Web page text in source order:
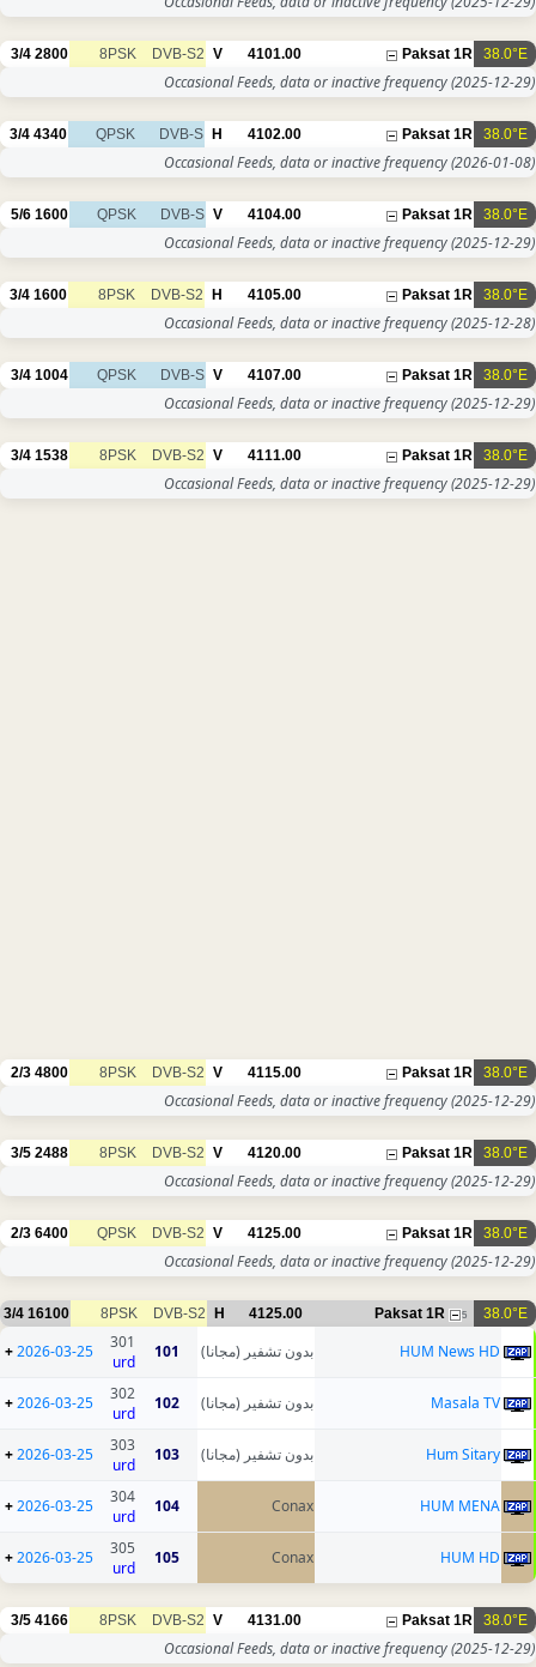
38.0°E
Paksat 1R
4101.00
V
DVB-S2
8PSK
2800
3/4
Occasional Feeds, data or inactive frequency(2025-12-29)
38.0°E
Paksat 1R
4102.00
H
DVB-S
QPSK
4340
3/4
Occasional Feeds, data or inactive frequency(2026-01-08)
38.0°E
Paksat 1R
4104.00
V
DVB-S
QPSK
1600
5/6
Occasional Feeds, data or inactive frequency(2025-12-29)
38.0°E
Paksat 1R
4105.00
H
DVB-S2
8PSK
1600
3/4
Occasional Feeds, data or inactive frequency(2025-12-28)
38.0°E
Paksat 1R
4107.00
V
DVB-S
QPSK
1004
3/4
Occasional Feeds, data or inactive frequency(2025-12-29)
38.0°E
Paksat 1R
4111.00
V
DVB-S2
8PSK
1538
3/4
Occasional Feeds, data or inactive frequency(2025-12-29)
38.0°E
Paksat 1R
4115.00
V
DVB-S2
8PSK
4800
2/3
Occasional Feeds, data or inactive frequency(2025-12-29)
38.0°E
Paksat 1R
4120.00
V
DVB-S2
8PSK
2488
3/5
Occasional Feeds, data or inactive frequency(2025-12-29)
38.0°E
Paksat 1R
4125.00
V
DVB-S2
QPSK
6400
2/3
Occasional Feeds, data or inactive frequency(2025-12-29)
38.0°E
Paksat 1R 5
4125.00
H
DVB-S2
8PSK
16100
3/4
HUM News HD بدون تشفير (مجانا) 101
301
urd
2026-03-25
+
Masala TV بدون تشفير (مجانا) 102
302
urd
2026-03-25
+
Hum Sitary بدون تشفير (مجانا) 103
303
urd
2026-03-25
+
HUM MENA
Conax
104
304
urd
2026-03-25
+
HUM HD
Conax
105
305
urd
2026-03-25
+
38.0°E
Paksat 1R
4131.00
V
DVB-S2
8PSK
4166
3/5
Occasional Feeds, data or inactive frequency(2025-12-29)